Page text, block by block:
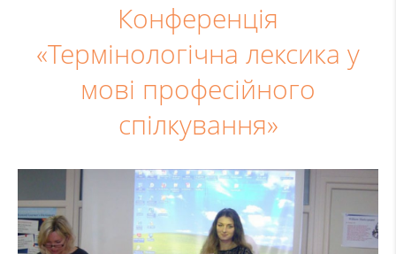
Конференція
«Термінологічна лексика у
мові професійного
спілкування»